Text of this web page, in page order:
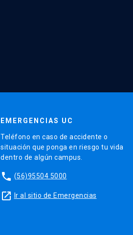
EMERGENCIAS UC
Teléfono en caso de accidente o
situación que ponga en riesgo tu vida
dentro de algún campus.
phone (56)95504 5000
launch Ir al sitio de Emergencias